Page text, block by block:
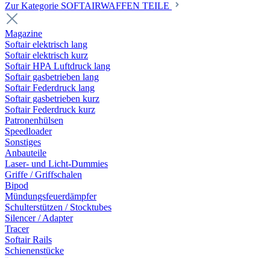
Zur Kategorie SOFTAIRWAFFEN TEILE
Magazine
Softair elektrisch lang
Softair elektrisch kurz
Softair HPA Luftdruck lang
Softair gasbetrieben lang
Softair Federdruck lang
Softair gasbetrieben kurz
Softair Federdruck kurz
Patronenhülsen
Speedloader
Sonstiges
Anbauteile
Laser- und Licht-Dummies
Griffe / Griffschalen
Bipod
Mündungsfeuerdämpfer
Schulterstützen / Stocktubes
Silencer / Adapter
Tracer
Softair Rails
Schienenstücke